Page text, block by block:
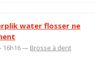
water flosser ne
16h16 — Brosse à dent